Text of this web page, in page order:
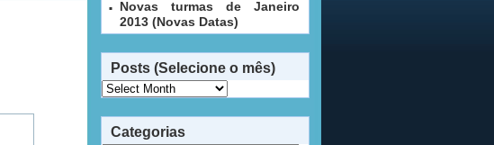
Novas turmas de Janeiro
2013 (Novas Datas)
Posts (Selecione o mês)
Posts
(Selecione
o
mês)
Categorias